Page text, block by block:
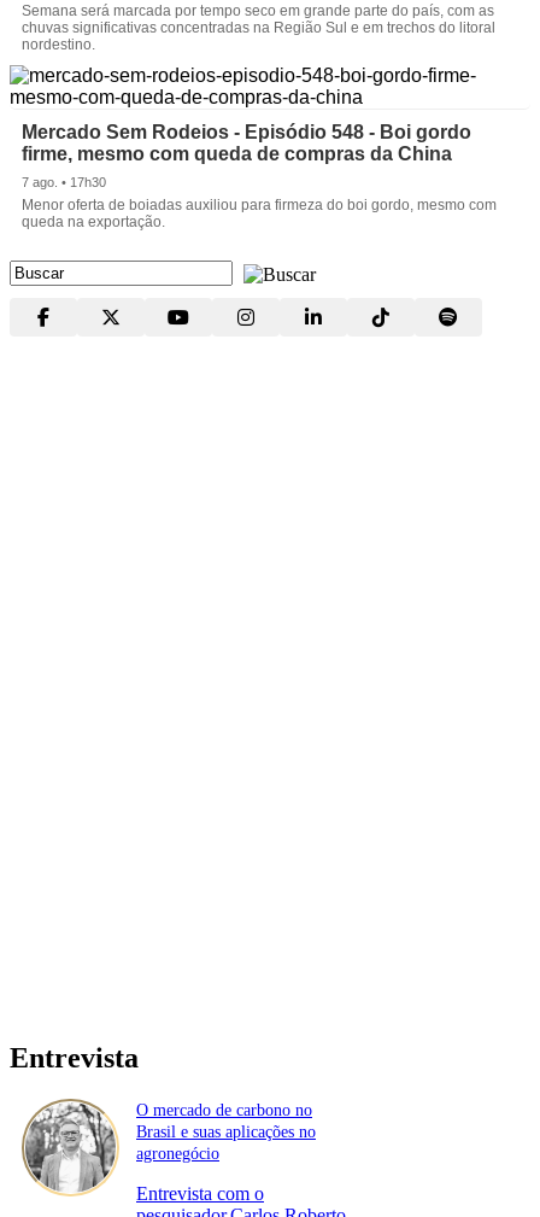
Semana será marcada por tempo seco em grande parte do país, com as
chuvas significativas concentradas na Região Sul e em trechos do litoral
nordestino.
Mercado Sem Rodeios - Episódio 548 - Boi gordo
firme, mesmo com queda de compras da China
7 ago. • 17h30
Menor oferta de boiadas auxiliou para firmeza do boi gordo, mesmo com
queda na exportação.
Entrevista
O mercado de carbono no
Brasil e suas aplicações no
agronegócio
Entrevista com o